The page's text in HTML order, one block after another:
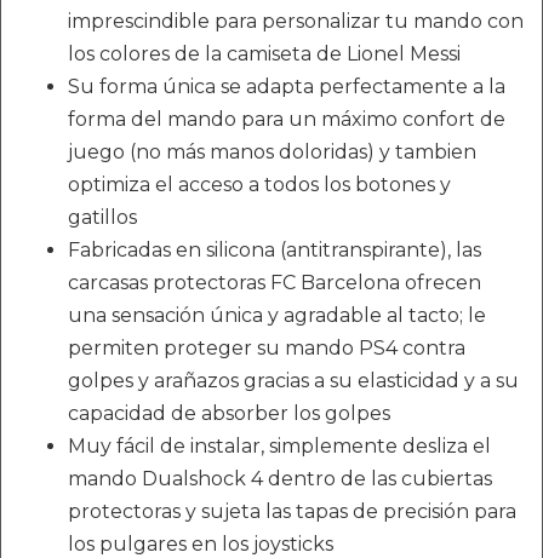
imprescindible para personalizar tu mando con
los colores de la camiseta de Lionel Messi
Su forma única se adapta perfectamente a la
forma del mando para un máximo confort de
juego (no más manos doloridas) y tambien
optimiza el acceso a todos los botones y
gatillos
Fabricadas en silicona (antitranspirante), las
carcasas protectoras FC Barcelona ofrecen
una sensación única y agradable al tacto; le
permiten proteger su mando PS4 contra
golpes y arañazos gracias a su elasticidad y a su
capacidad de absorber los golpes
Muy fácil de instalar, simplemente desliza el
mando Dualshock 4 dentro de las cubiertas
protectoras y sujeta las tapas de precisión para
los pulgares en los joysticks